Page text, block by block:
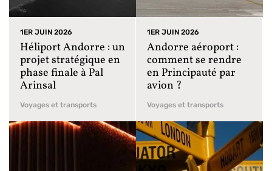
1ER JUIN 2026
Héliport Andorre : un
projet stratégique en
phase finale à Pal
Arinsal
Voyages et transports
1ER JUIN 2026
Andorre aéroport :
comment se rendre
en Principauté par
avion ?
Voyages et transports